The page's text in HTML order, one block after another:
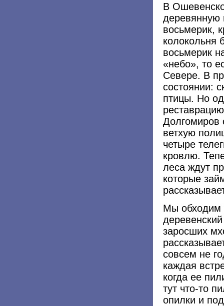
В
деревянную
восьмерик,
колокольня
восьмерик
«небо», то
Севере. В
состоянии:
птицы. Но
Долгомиров
ветхую
четыре
кровлю.
леса ждут
которые
Мы обходим
заросших
совсем не
каждая
когда ее
тут что-то
опилки и